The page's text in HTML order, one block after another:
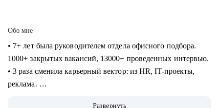
Обо мне
• 7+ лет была руководителем отдела офисного подбора.
1000+ закрытых вакансий, 13000+ проведенных интервью.
• 3 раза сменила карьерный вектор: из HR, IT-проекты,
реклама.
Развернуть